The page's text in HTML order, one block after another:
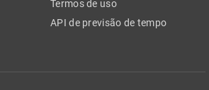
Termos de uso
API de previsão de tempo